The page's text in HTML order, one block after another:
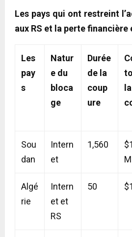
Les pays qui ont restreint
aux RS et la perte financière
Les
pay
s
Natur
e du
bloca
ge
Durée
de la
coup
ure
la
Sou
dan
Intern
et
1,560
M
Algé
rie
Intern
et et
RS
50